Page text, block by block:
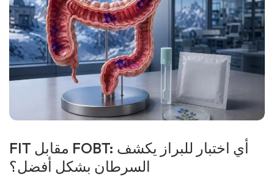
FIT مقابل FOBT: أي اختبار للبراز يكشف
السرطان بشكل أفضل؟